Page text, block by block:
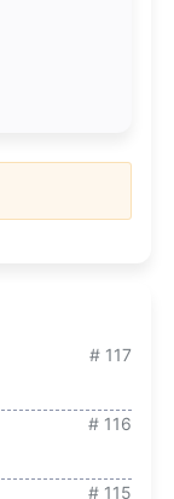
# 117
# 116
# 115